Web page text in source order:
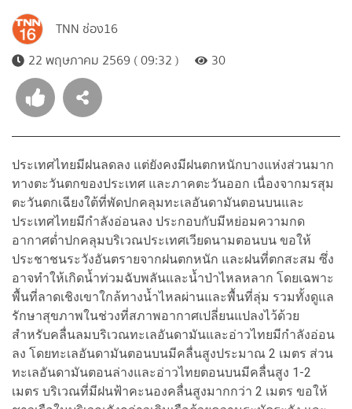
TNN ช่อง16
22 พฤษภาคม 2569 ( 09:32 )
30
ประเทศไทยมีฝนลดลง แต่ยังคงมีฝนตกหนักบางแห่งส่วนมาก
ทางตะวันตกของประเทศ และภาคตะวันออก เนื่องจากมรสุม
ตะวันตกเฉียงใต้ที่พัดปกคลุมทะเลอันดามันตอนบนและ
ประเทศไทยมีกำลังอ่อนลง ประกอบกับมีหย่อมความกด
อากาศต่ำปกคลุมบริเวณประเทศเวียดนามตอนบน ขอให้
ประชาชนระวังอันตรายจากฝนตกหนัก และฝนที่ตกสะสม ซึ่ง
อาจทำให้เกิดน้ำท่วมฉับพลันและน้ำป่าไหลหลาก โดยเฉพาะ
พื้นที่ลาดเชิงเขาใกล้ทางน้ำไหลผ่านและพื้นที่ลุ่ม รวมทั้งดูแล
รักษาสุขภาพในช่วงที่สภาพอากาศเปลี่ยนแปลงไว้ด้วย
สำหรับคลื่นลมบริเวณทะเลอันดามันและอ่าวไทยมีกำลังอ่อน
ลง โดยทะเลอันดามันตอนบนมีคลื่นสูงประมาณ 2 เมตร ส่วน
ทะเลอันดามันตอนล่างและอ่าวไทยตอนบนมีคลื่นสูง 1-2
เมตร บริเวณที่มีฝนฟ้าคะนองคลื่นสูงมากกว่า 2 เมตร ขอให้